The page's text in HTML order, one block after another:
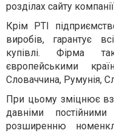
розділах сайту
Крім РТІ
виробів, гарантує
купівлі. Фірма
європейськими
Словаччина, Румунія,
При цьому зміцнює
давніми
розширенню